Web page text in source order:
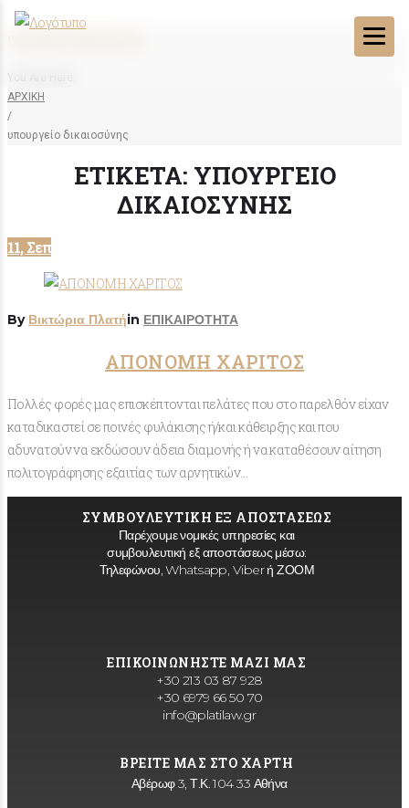
You Are Here:
ΑΡΧΙΚΗ
/
υπουργείο δικαιοσύνης
ΕΤΙΚΈΤΑ: ΥΠΟΥΡΓΕΊΟ
ΔΙΚΑΙΟΣΎΝΗΣ
11, Σεπ
By Βικτώρια Πλατήin ΕΠΙΚΑΙΡΟΤΗΤΑ
ΑΠΟΝΟΜΗ ΧΑΡΙΤΟΣ
Πολλές φορές μας επισκέπτονται πελάτες που στο παρελθόν είχαν
καταδικαστεί σε ποινές φυλάκισης ή/και κάθειρξης και που
αδυνατούν να εκδώσουν άδεια διαμονής ή να καταθέσουν αίτηση
πολιτογράφησης εξαιτίας των αρνητικών…
ΣΥΜΒΟΥΛΕΥΤΙΚΗ ΕΞ ΑΠΟΣΤΑΣΕΩΣ
Παρέχουμε νομικές υπηρεσίες και
συμβουλευτική εξ αποστάσεως μέσω:
Τηλεφώνου, Whatsapp, Viber ή ΖΟΟΜ
ΕΠΙΚΟΙΝΩΝΗΣΤΕ ΜΑΖΙ ΜΑΣ
+30 213 03 87 928
+30 6979 66 50 70
info@platilaw.gr
ΒΡΕΙΤΕ ΜΑΣ ΣΤΟ ΧΑΡΤΗ
Αβέρωφ 3, Τ.Κ. 104 33 Αθήνα